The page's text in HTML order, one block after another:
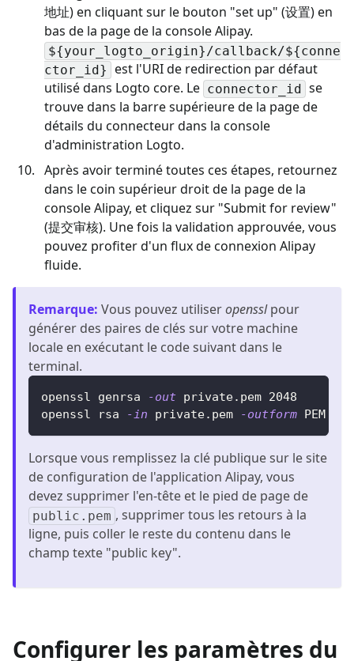
地址) en cliquant sur le bouton "set up" (设置) en
bas de la page de la console Alipay.
${your_logto_origin}/callback/${conne
ctor_id} est l'URI de redirection par défaut
utilisé dans Logto core. Le connector_id se
trouve dans la barre supérieure de la page de
détails du connecteur dans la console
d'administration Logto.
Après avoir terminé toutes ces étapes, retournez
dans le coin supérieur droit de la page de la
console Alipay, et cliquez sur "Submit for review"
(提交审核). Une fois la validation approuvée, vous
pouvez profiter d'un flux de connexion Alipay
fluide.
Remarque: Vous pouvez utiliseropensslpour
générer des paires de clés sur votre machine
locale en exécutant le code suivant dans le
terminal.
openssl genrsa -out private.pem 2048
openssl rsa
-in private.pem -outform PEM
Lorsque vous remplissez la clé publique sur le site
de configuration de l'application Alipay, vous
devez supprimer l'en-tête et le pied de page de
public.pem , supprimer tous les retours à la
ligne, puis coller le reste du contenu dans le
champ texte "public key".
Configurer les paramètres du